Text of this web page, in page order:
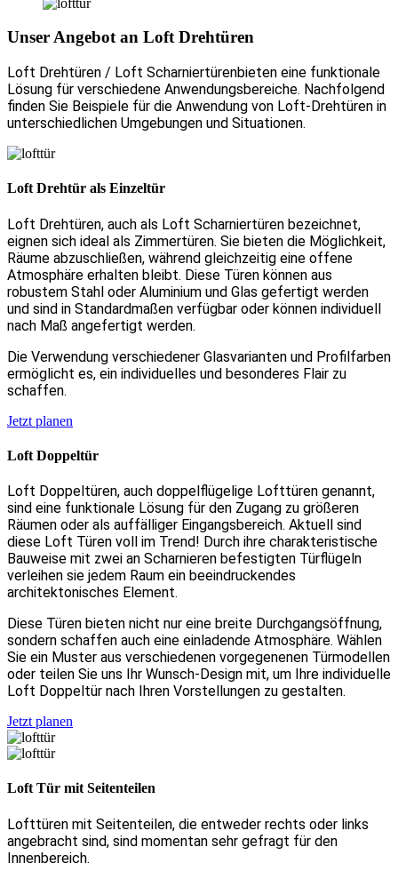
Unser Angebot an Loft Drehtüren
Loft Drehtüren / Loft Scharniertürenbieten eine funktionale
Lösung für verschiedene Anwendungsbereiche. Nachfolgend
finden Sie Beispiele für die Anwendung von Loft-Drehtüren in
unterschiedlichen Umgebungen und Situationen.
Loft Drehtür als Einzeltür
Loft Drehtüren, auch als Loft Scharniertüren bezeichnet,
eignen sich ideal als Zimmertüren. Sie bieten die Möglichkeit,
Räume abzuschließen, während gleichzeitig eine offene
Atmosphäre erhalten bleibt. Diese Türen können aus
robustem Stahl oder Aluminium und Glas gefertigt werden
und sind in Standardmaßen verfügbar oder können individuell
nach Maß angefertigt werden.
Die Verwendung verschiedener Glasvarianten und Profilfarben
ermöglicht es, ein individuelles und besonderes Flair zu
schaffen.
Jetzt planen
Loft Doppeltür
Loft Doppeltüren, auch doppelflügelige Lofttüren genannt,
sind eine funktionale Lösung für den Zugang zu größeren
Räumen oder als auffälliger Eingangsbereich. Aktuell sind
diese Loft Türen voll im Trend! Durch ihre charakteristische
Bauweise mit zwei an Scharnieren befestigten Türflügeln
verleihen sie jedem Raum ein beeindruckendes
architektonisches Element.
Diese Türen bieten nicht nur eine breite Durchgangsöffnung,
sondern schaffen auch eine einladende Atmosphäre. Wählen
Sie ein Muster aus verschiedenen vorgegenenen Türmodellen
oder teilen Sie uns Ihr Wunsch-Design mit, um Ihre individuelle
Loft Doppeltür nach Ihren Vorstellungen zu gestalten.
Jetzt planen
Loft Tür mit Seitenteilen
Lofttüren mit Seitenteilen, die entweder rechts oder links
angebracht sind, sind momentan sehr gefragt für den
Innenbereich.